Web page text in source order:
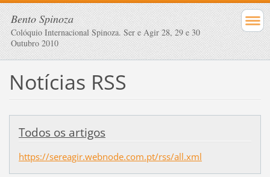
Bento Spinoza
Colóquio Internacional Spinoza. Ser e Agir 28, 29 e 30
Outubro 2010
Notícias RSS
Todos os artigos
https://sereagir.webnode.com.pt/rss/all.xml